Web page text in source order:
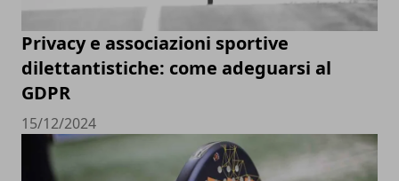
Privacy e associazioni sportive
dilettantistiche: come adeguarsi al
GDPR
15/12/2024